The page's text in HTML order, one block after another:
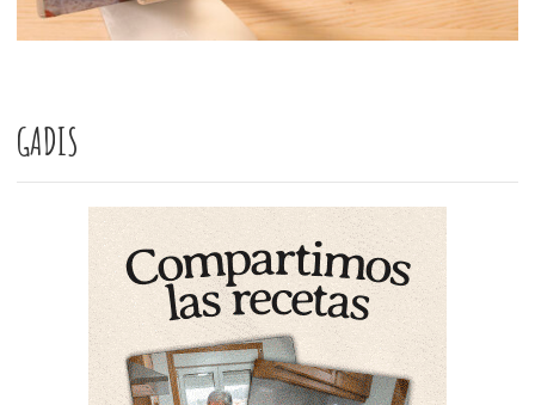
GADIS